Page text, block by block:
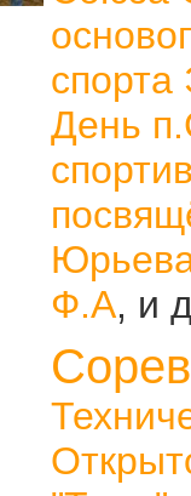
День
Ф.А, и